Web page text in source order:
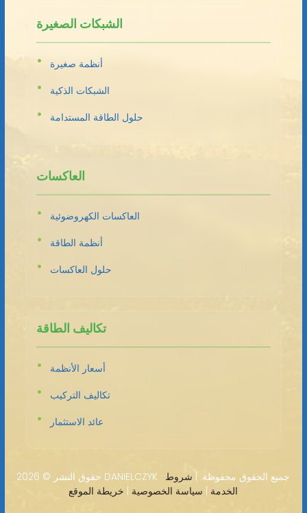
الشبكات الصغيرة
أنظمة صغيرة
الشبكات الذكية
حلول الطاقة المستدامة
العاكسات
العاكسات الكهروضوئية
أنظمة الطاقة
حلول العاكسات
تكاليف الطاقة
أسعار الأنظمة
تكاليف التركيب
عائد الاستثمار
حقوق النشر © 2026 DANIELCZYK · جميع الحقوق محفوظة. | شروط
الخدمة
سياسة الخصوصية خريطة الموقع